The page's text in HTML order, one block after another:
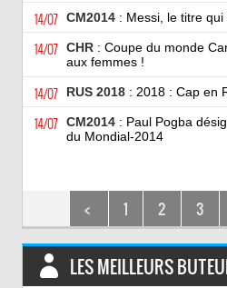
14/07 CM2014: Messi, le titre qui
14/07 CHR: Coupe du monde
aux femmes !
14/07 RUS 2018: 2018 : Cap en
14/07 CM2014: Paul Pogba
du Mondial-2014
< 1 2 3
LES MEILLEURS